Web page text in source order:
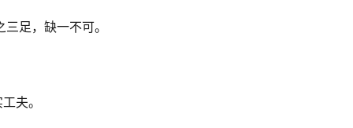
足，缺一不可。
夫。